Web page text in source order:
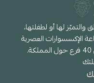
لها أو لطفلتها،
منذ 1998م لصناعة الإكسسوارات العصرية
لتناسب جميع الأذواق، عبر أكثر من 40 فرع حول المملكة.